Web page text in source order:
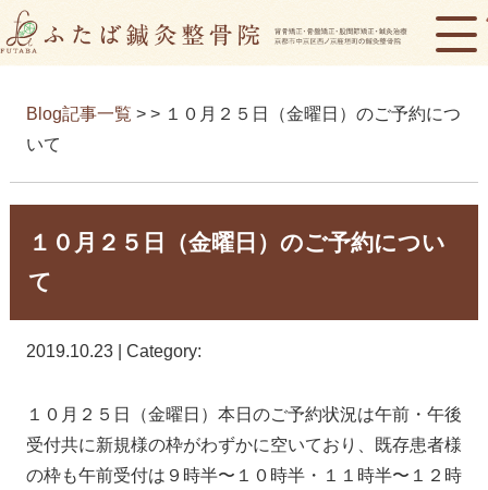
Blog記事一覧 > > １０月２５日（金曜日）のご予約につ
いて
１０月２５日（金曜日）のご予約につい
て
2019.10.23 | Category:
１０月２５日（金曜日）本日のご予約状況は午前・午後
受付共に新規様の枠がわずかに空いており、既存患者様
の枠も午前受付は９時半〜１０時半・１１時半〜１２時